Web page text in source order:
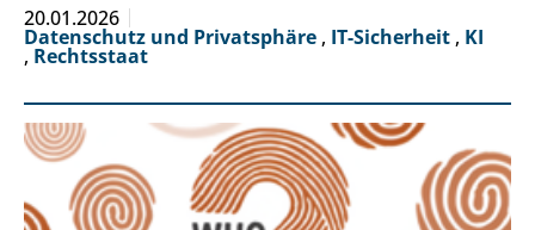
20.01.2026
Datenschutz und Privatsphäre , IT-Sicherheit , KI
, Rechtsstaat